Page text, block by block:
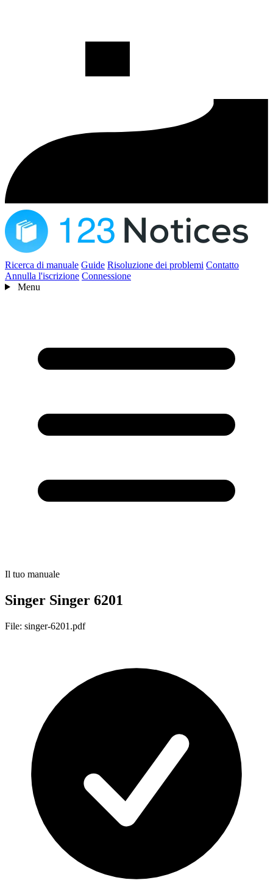
Ricerca di manuale Guide Risoluzione dei problemi Contatto
Annulla l'iscrizione Connessione
Menu
Il tuo manuale
Singer Singer 6201
File: singer-6201.pdf